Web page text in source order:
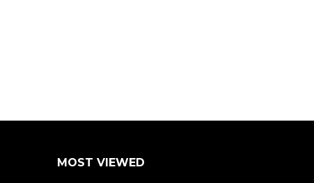
MOST VIEWED